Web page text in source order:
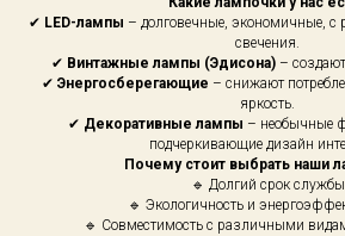
✔ LED-лампы – долговечные, экономичные,
свечения.
✔ Винтажные лампы (Эдисона)–
✔ Энергосберегающие – снижают
яркость.
✔ Декоративные лампы – необычные
подчеркивающие дизайн
Почему стоит выбрать наши
🔹 Долгий срок службы
🔹 Экологичность и
🔹 Совместимость с различными